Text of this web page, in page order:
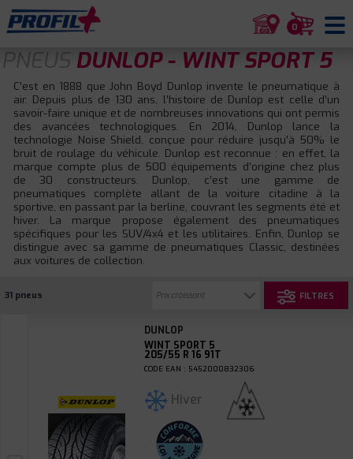
0
PNEUS DUNLOP - WINT SPORT 5
C’est en 1888 que John Boyd Dunlop invente le pneumatique à
air. Depuis plus de 130 ans, l’histoire de Dunlop est celle d’un
savoir-faire unique et de nombreuses innovations qui ont permis
des avancées technologiques. En 2014, Dunlop lance la
technologie Noise Shield, conçue pour réduire jusqu’à 50% le
bruit de roulage du véhicule. Dunlop est reconnue : en effet, la
marque compte plus de 500 équipements d’origine chez plus
de 30 constructeurs. Dunlop, c’est une gamme de
pneumatiques complète allant de la voiture citadine à la
sportive, en passant par la berline, couvrant les segments été et
hiver. La marque propose également des pneumatiques
spécifiques pour les SUV/4x4 et les utilitaires. Enfin, Dunlop se
distingue avec sa gamme de pneumatiques Classic, destinées
aux voitures de collection.
31 pneus FILTRES
DUNLOP
WINT SPORT 5
205/55 R 16 91T
CODE EAN : 5452000832306
Hiver